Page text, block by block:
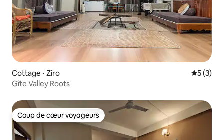
Cottage ⋅ Ziro
5 (3)
Gîte Valley Roots
Coup de cœur voyageurs
Coup de cœur voyageurs